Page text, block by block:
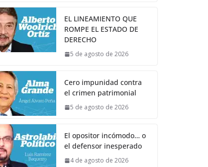
EL LINEAMIENTO QUE
ROMPE EL ESTADO DE
DERECHO
5 de agosto de 2026
Cero impunidad contra
el crimen patrimonial
5 de agosto de 2026
El opositor incómodo… o
el defensor inesperado
4 de agosto de 2026